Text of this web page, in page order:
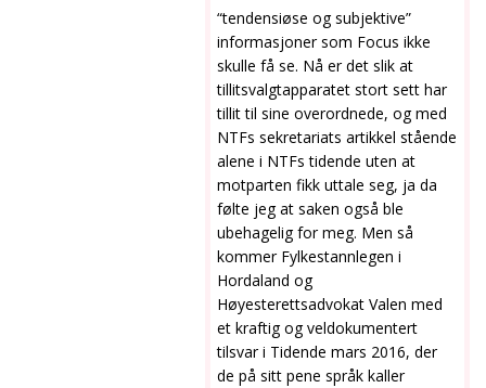
“tendensiøse og subjektive”
informasjoner som Focus ikke
skulle få se. Nå er det slik at
tillitsvalgtapparatet stort sett har
tillit til sine overordnede, og med
NTFs sekretariats artikkel stående
alene i NTFs tidende uten at
motparten fikk uttale seg, ja da
følte jeg at saken også ble
ubehagelig for meg. Men så
kommer Fylkestannlegen i
Hordaland og
Høyesterettsadvokat Valen med
et kraftig og veldokumentert
tilsvar i Tidende mars 2016, der
de på sitt pene språk kaller